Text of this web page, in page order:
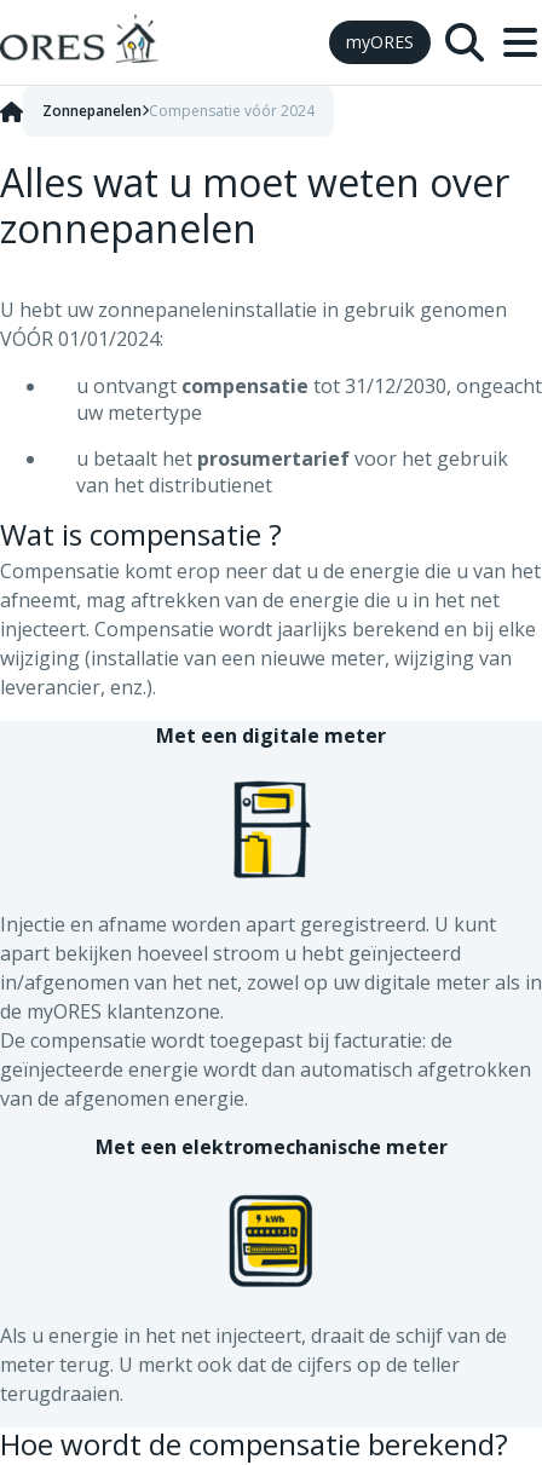
Skip to Content
myORES
Alles wat u moet weten over
zonnepanelen
Zonnepanelen Compensatie vóór 2024
U hebt uw zonnepaneleninstallatie in gebruik genomen
VÓÓR 01/01/2024:
u ontvangt compensatie tot 31/12/2030, ongeacht
uw metertype
u betaalt het prosumertariefvoor het gebruik
van het distributienet
Wat is compensatie ?
Compensatie komt erop neer dat u de energie die u van het
afneemt, mag aftrekken van de energie die u in het net
injecteert. Compensatie wordt jaarlijks berekend en bij elke
wijziging (installatie van een nieuwe meter, wijziging van
leverancier, enz.).
Met een digitale meter
Injectie en afname worden apart geregistreerd. U kunt
apart bekijken hoeveel stroom u hebt geïnjecteerd
in/afgenomen van het net, zowel op uw digitale meter als in
de myORES klantenzone.
De compensatie wordt toegepast bij facturatie: de
geïnjecteerde energie wordt dan automatisch afgetrokken
van de afgenomen energie.
Met een elektromechanische meter
Als u energie in het net injecteert, draait de schijf van de
meter terug. U merkt ook dat de cijfers op de teller
terugdraaien.
Hoe wordt de compensatie berekend?